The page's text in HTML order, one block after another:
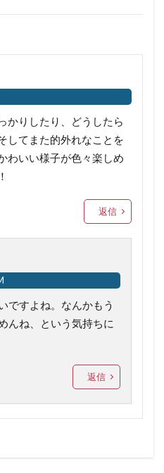
かりしたり、どうしたら
してまた的外れなことを
わいい様子が色々楽しめ
返信
ですよね。なんかもう
んね、という気持ちに
返信